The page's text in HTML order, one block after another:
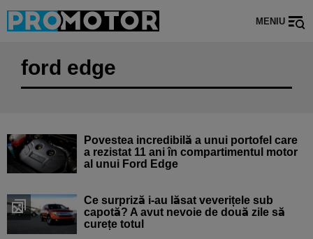
MENIU
ford edge
Povestea incredibilă a unui portofel care
a rezistat 11 ani în compartimentul motor
al unui Ford Edge
Ce surpriză i-au lăsat veverițele sub
capotă? A avut nevoie de două zile să
curețe totul